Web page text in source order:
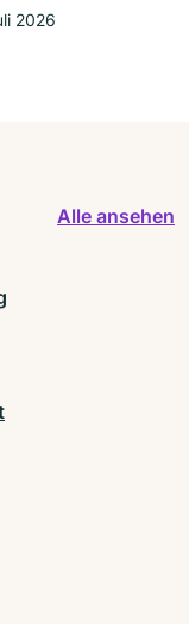
2026
Alle ansehen